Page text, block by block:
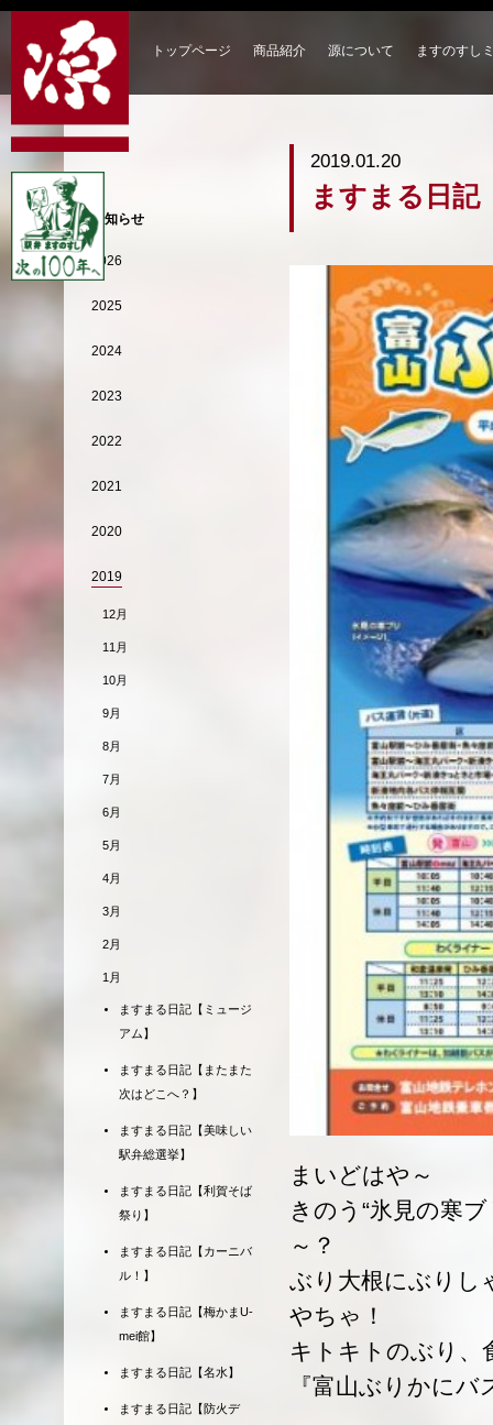
トップページ 商品紹介 源について ますのすし
2019.01.20
ますまる日記
まいどはや～
きのう“氷見の寒
～？
ぶり大根にぶりし
やちゃ！
キトキトのぶり、
『富山ぶりかに
お知らせ
2026
2025
2024
2023
2022
2021
2020
2019
12月
11月
10月
9月
8月
7月
6月
5月
4月
3月
2月
1月
ますまる日記【ミュージ
アム】
ますまる日記【またまた
次はどこへ？】
ますまる日記【美味しい
駅弁総選挙】
ますまる日記【利賀そば
祭り】
ますまる日記【カーニバ
ル！】
ますまる日記【梅かまU-
mei館】
ますまる日記【名水】
ますまる日記【防火デ